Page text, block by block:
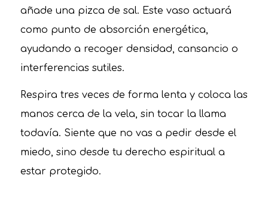
añade una pizca de sal. Este vaso actuará
como punto de absorción energética,
ayudando a recoger densidad, cansancio o
interferencias sutiles.
Respira tres veces de forma lenta y coloca las
manos cerca de la vela, sin tocar la llama
todavía. Siente que no vas a pedir desde el
miedo, sino desde tu derecho espiritual a
estar protegido.